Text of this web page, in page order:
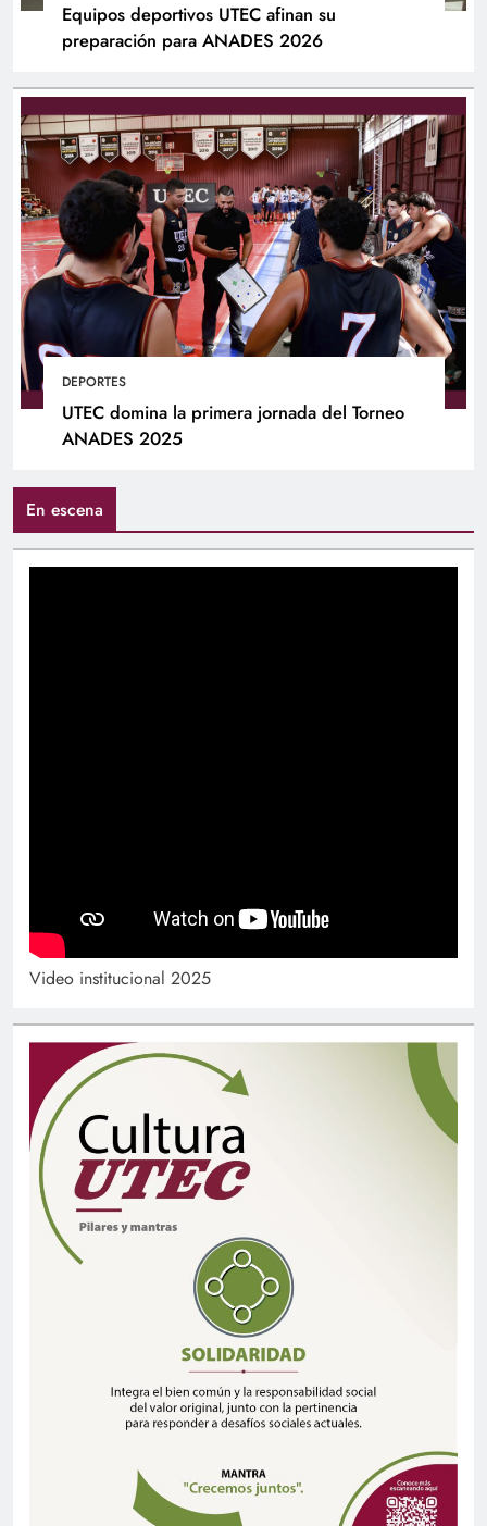
Equipos deportivos UTEC afinan su
preparación para ANADES 2026
DEPORTES
UTEC domina la primera jornada del Torneo
ANADES 2025
En escena
Video institucional 2025